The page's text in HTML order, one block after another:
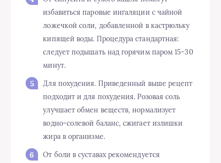
избавиться паровые ингаляции с чайной
ложечкой соли, добавленной в кастрюльку
кипящей воды. Процедура стандартная:
следует подышать над горячим паром 15-30
минут.
Для похудения. Приведенный выше рецепт
подходит и для похудения. Розовая соль
улучшает обмен веществ, нормализует
водно-солевой баланс, сжигает излишки
жира в организме.
От боли в суставах рекомендуется